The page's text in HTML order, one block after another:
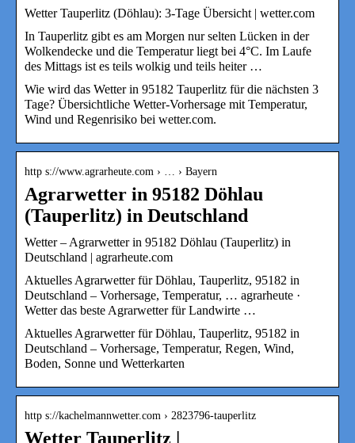
Wetter Tauperlitz (Döhlau): 3-Tage Übersicht | wetter.com
In Tauperlitz gibt es am Morgen nur selten Lücken in der
Wolkendecke und die Temperatur liegt bei 4°C. Im Laufe
des Mittags ist es teils wolkig und teils heiter …
Wie wird das Wetter in 95182 Tauperlitz für die nächsten 3
Tage? Übersichtliche Wetter-Vorhersage mit Temperatur,
Wind und Regenrisiko bei wetter.com.
http s://www.agrarheute.com › … › Bayern
Agrarwetter in 95182 Döhlau
(Tauperlitz) in Deutschland
Wetter – Agrarwetter in 95182 Döhlau (Tauperlitz) in
Deutschland | agrarheute.com
Aktuelles Agrarwetter für Döhlau, Tauperlitz, 95182 in
Deutschland – Vorhersage, Temperatur, … agrarheute ·
Wetter das beste Agrarwetter für Landwirte …
Aktuelles Agrarwetter für Döhlau, Tauperlitz, 95182 in
Deutschland – Vorhersage, Temperatur, Regen, Wind,
Boden, Sonne und Wetterkarten
http s://kachelmannwetter.com › 2823796-tauperlitz
Wetter Tauperlitz |